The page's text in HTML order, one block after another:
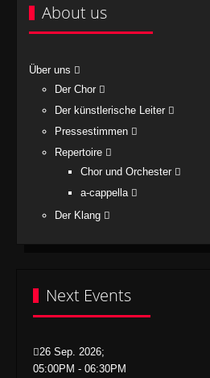
About us
Über uns
Der Chor
Der künstlerische Leiter
Pressestimmen
Repertoire
Chor und Orchester
a-cappella
Der Klang
Next Events
26 Sep. 2026;
05:00PM - 06:30PM